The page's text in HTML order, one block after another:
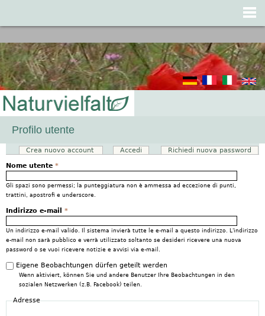
Profilo utente
Schede primarie
Crea nuovo account (scheda attiva)
Accedi
Richiedi nuova password
Nome utente *
Gli spazi sono permessi; la punteggiatura non è ammessa ad eccezione di punti,
trattini, apostrofi e underscore.
Indirizzo e-mail *
Un indirizzo e-mail valido. Il sistema invierà tutte le e-mail a questo indirizzo. L'indirizzo
e-mail non sarà pubblico e verrà utilizzato soltanto se desideri ricevere una nuova
password o se vuoi ricevere notizie e avvisi via e-mail.
Eigene Beobachtungen dürfen geteilt werden
Wenn aktiviert, können Sie und andere Benutzer Ihre Beobachtungen in den
sozialen Netzwerken (z.B. Facebook) teilen.
Adresse